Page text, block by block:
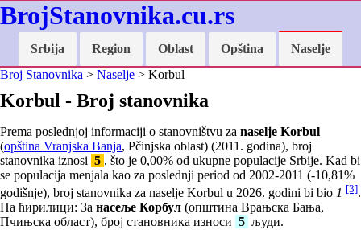
BrojStanovnika.cu.rs
Srbija Region Oblast Opština
Naselje
Broj Stanovnika > Naselje > Korbul
Korbul - Broj stanovnika
Prema poslednjoj informaciji o stanovništvu za naselje Korbul
(opština Vranjska Banja, Pčinjska oblast) (2011. godina), broj
stanovnika iznosi 5 , što je 0,00% od ukupne populacije Srbije. Kad bi
se populacija menjala kao za poslednji period od 2002-2011 (-10,81%
godišnje), broj stanovnika za naselje Korbul u 2026. godini bi bio 1 [3].
На ћирилици: За насеље Корбул (општина Врањска Бања,
Пчињска област), број становника износи 5 људи.